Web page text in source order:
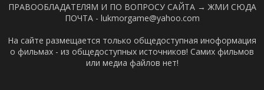
ПРАВООБЛАДАТЕЛЯМ И ПО ВОПРОСУ САЙТА → ЖМИ СЮДА
ПОЧТА - lukmorgame@yahoo.com
На сайте размещается только общедоступная иноформация
о фильмах - из общедоступных источников! Самих фильмов
или медиа файлов нет!